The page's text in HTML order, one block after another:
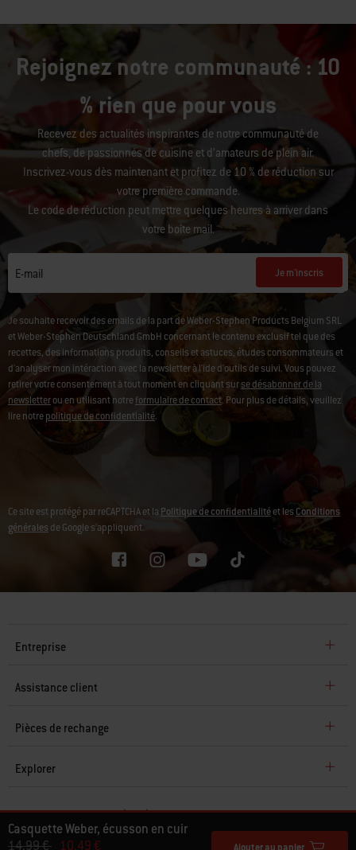
Casquette Weber, écusson en cuir
Prix réduit de
14,99 €à 10,49 €
Rejoignez notre communauté : 10
% rien que pour vous
Recevez des actualités inspirantes de notre communauté de
chefs, de passionnés de cuisine et d’amateurs de plein air.
Inscrivez-vous dès maintenant et profitez de 10 % de réduction sur
votre première commande.
Le code de réduction peut mettre quelques heures à arriver dans
votre boîte mail.
E-mail Je m'inscris
Je souhaite recevoir des emails de la part de Weber-Stephen Products Belgium SRL
et Weber-Stephen Deutschland GmbH concernant le contenu exclusif tel que des
recettes, des informations produits, conseils et astuces, études consommateurs et
d'analyser mon intéraction avec la newsletter à l'ide d'outils de suivi. Vous pouvez
retirer votre consentement à tout moment en cliquant surse désabonner de la
newsletterou en utilisant notreformulaire de contact
. Pour plus de détails, veuillez
lire notre
politique de confidentialité
Ce site est protégé par reCAPTCHA et la
Conditions
© 2026 Weber. Tous droits réservés.